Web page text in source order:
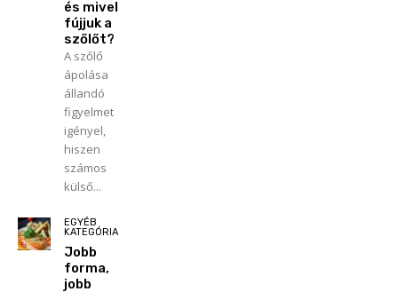
és mivel
fújjuk a
szőlőt?
A szőlő
ápolása
állandó
figyelmet
igényel,
hiszen
számos
külső...
EGYÉB
KATEGÓRIA
Jobb
forma,
jobb